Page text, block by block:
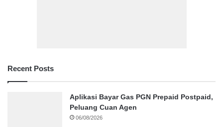
Recent Posts
Aplikasi Bayar Gas PGN Prepaid Postpaid,
Peluang Cuan Agen
06/08/2026